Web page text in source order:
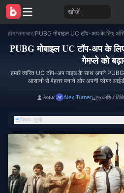
खोजें
होम/समाचार/
PUBG मोबाइल UC टॉप-अप के
गेमप्ले को
हमारे त्वरित UC टॉप-अप गाइड के साथ अपने
आसानी से बेहतर बनाने और अपनी प्लेयर
लेखक: Alex Turner प्रकाशित
विषय-सूची